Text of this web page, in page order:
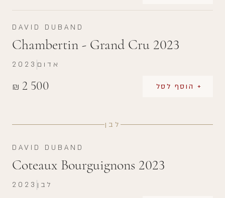
DAVID DUBAND
Chambertin - Grand Cru 2023
₪ 2 500 + הוסף לסל
2023 אדום
לבן
DAVID DUBAND
Coteaux Bourguignons 2023
2023 לבן